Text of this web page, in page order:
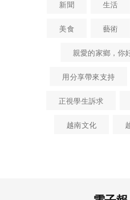
新聞 生活
美食 藝術
親愛的家鄉，你
用分享帶來支持
正視學生訴求
越南文化